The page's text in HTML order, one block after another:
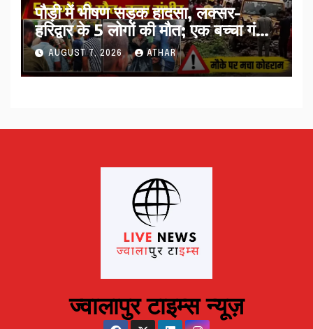
पौड़ी में भीषण सड़क हादसा, लक्सर-
हरिद्वार के 5 लोगों की मौत; एक बच्चा गंभीर
घायल…
AUGUST 7, 2026 ATHAR
ज्वालापुर टाइम्स न्यूज़